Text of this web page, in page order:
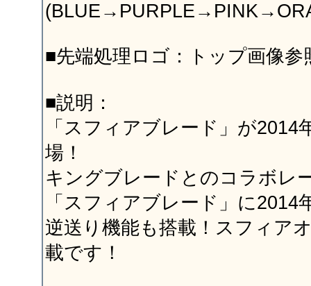
■先端処理ロゴ：トップ画像参
■説明：
「スフィアブレード」が2014
場！
キングブレードとのコラボレ
「スフィアブレード」に2014
逆送り機能も搭載！スフィア
載です！